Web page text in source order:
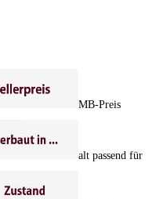
MB-Preis
alt passend für